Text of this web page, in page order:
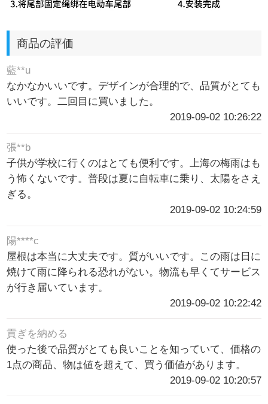
商品の評価
藍**u
なかなかいいです。デザインが合理的で、品質がとても
いいです。二回目に買いました。
2019-09-02 10:26:22
張**b
子供が学校に行くのはとても便利です。上海の梅雨はも
う怖くないです。普段は夏に自転車に乗り、太陽をさえ
ぎる。
2019-09-02 10:24:59
陽****c
屋根は本当に大丈夫です。質がいいです。この雨は日に
焼けて雨に降られる恐れがない。物流も早くてサービス
が行き届いています。
2019-09-02 10:22:42
貢ぎを納める
使った後で品質がとても良いことを知っていて、価格の
1点の商品、物は値を超えて、買う価値があります。
2019-09-02 10:20:57